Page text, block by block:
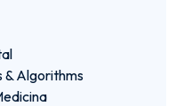
Algorithms